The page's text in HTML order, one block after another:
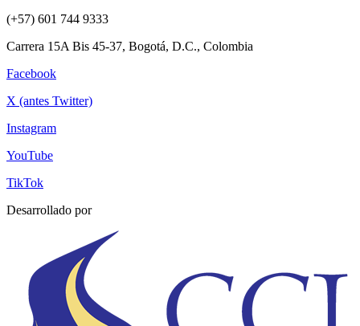
(+57) 601 744 9333
Carrera 15A Bis 45-37, Bogotá, D.C., Colombia
Facebook
X (antes Twitter)
Instagram
YouTube
TikTok
Desarrollado por